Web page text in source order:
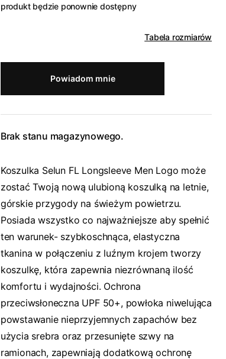
produkt będzie ponownie dostępny
Tabela rozmiarów
Powiadom mnie
Brak stanu magazynowego.
Koszulka Selun FL Longsleeve Men Logo może
zostać Twoją nową ulubioną koszulką na letnie,
górskie przygody na świeżym powietrzu.
Posiada wszystko co najważniejsze aby spełnić
ten warunek- szybkoschnąca, elastyczna
tkanina w połączeniu z luźnym krojem tworzy
koszulkę, która zapewnia niezrównaną ilość
komfortu i wydajności. Ochrona
przeciwsłoneczna UPF 50+, powłoka niwelująca
powstawanie nieprzyjemnych zapachów bez
użycia srebra oraz przesunięte szwy na
ramionach, zapewniają dodatkową ochronę